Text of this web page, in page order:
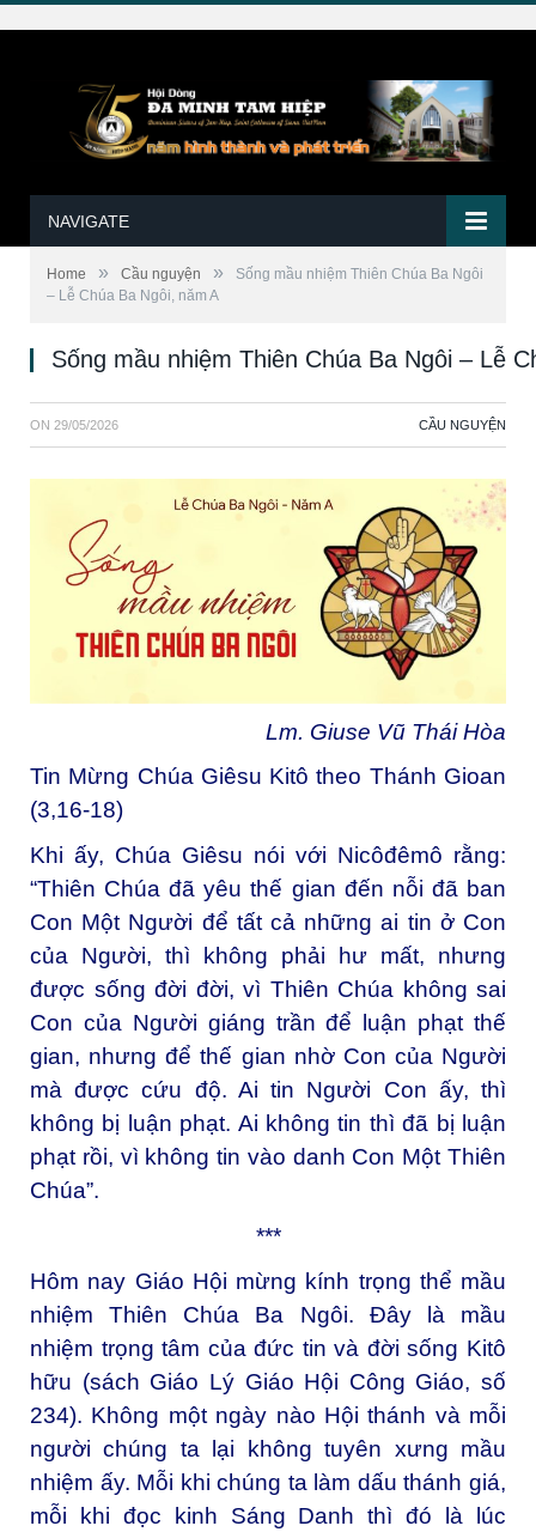
NAVIGATE
Home » Cầu nguyện »
Sống mầu nhiệm Thiên Chúa Ba Ngôi
– Lễ Chúa Ba Ngôi, năm A
Sống mầu nhiệm Thiên Chúa Ba Ngôi – Lễ
ON 29/05/2026 CẦU NGUYỆN
Lm. Giuse Vũ Thái Hòa
Tin Mừng Chúa Giêsu Kitô theo Thánh Gioan
(3,16-18)
Khi ấy, Chúa Giêsu nói với Nicôđêmô rằng:
“Thiên Chúa đã yêu thế gian đến nỗi đã ban
Con Một Người để tất cả những ai tin ở Con
của Người, thì không phải hư mất, nhưng
được sống đời đời, vì Thiên Chúa không sai
Con của Người giáng trần để luận phạt thế
gian, nhưng để thế gian nhờ Con của Người
mà được cứu độ. Ai tin Người Con ấy, thì
không bị luận phạt. Ai không tin thì đã bị luận
phạt rồi, vì không tin vào danh Con Một Thiên
Chúa”.
***
Hôm nay Giáo Hội mừng kính trọng thể mầu
nhiệm Thiên Chúa Ba Ngôi. Ðây là mầu
nhiệm trọng tâm của đức tin và đời sống Kitô
hữu (sách Giáo Lý Giáo Hội Công Giáo, số
234). Không một ngày nào Hội thánh và mỗi
người chúng ta lại không tuyên xưng mầu
nhiệm ấy. Mỗi khi chúng ta làm dấu thánh giá,
mỗi khi đọc kinh Sáng Danh thì đó là lúc